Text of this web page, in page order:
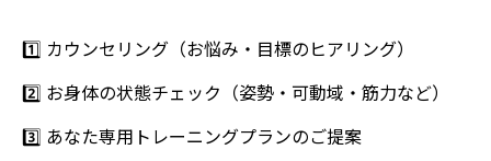
1️⃣ カウンセリング（お悩み・目標のヒアリング）
2️⃣ お身体の状態チェック（姿勢・可動域・筋力など）
3️⃣ あなた専用トレーニングプランのご提案